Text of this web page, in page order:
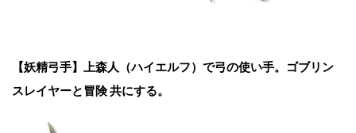
【妖精弓手】
上森人（ハイエルフ）で弓の使い手。ゴブリン
スレイヤーと冒険 共にする。